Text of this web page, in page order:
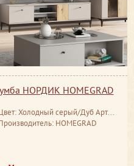
НОРДИК HOMEGRAD
Холодный серый/Дуб Артизан
HOMEGRAD